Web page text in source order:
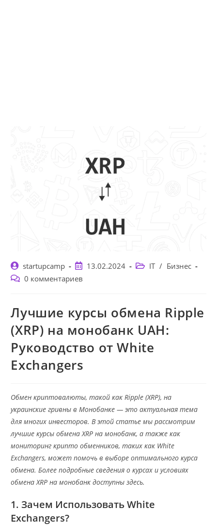
Автор
записи:
startupcamp
Запись
опубликована:
13.02.2024
Рубрика
IT / Бизнес
Комментарии
0 комментариев
Лучшие курсы обмена Ripple
(XRP) на монобанк UAH:
Руководство от White
Exchangers
Обмен криптовалюты, такой как Ripple (XRP), на
украинские гривны в Монобанке — это актуальная тема
для многих инвесторов. В этой статье мы рассмотрим
лучшие курсы обмена XRP на монобанк, а также как
мониторинг крипто обменников, таких как White
Exchangers, может помочь в выборе оптимального курса
обмена. Более подробные сведения о курсах и условиях
обмена XRP на монобанк доступны здесь.
1. Зачем Использовать White
Exchangers?